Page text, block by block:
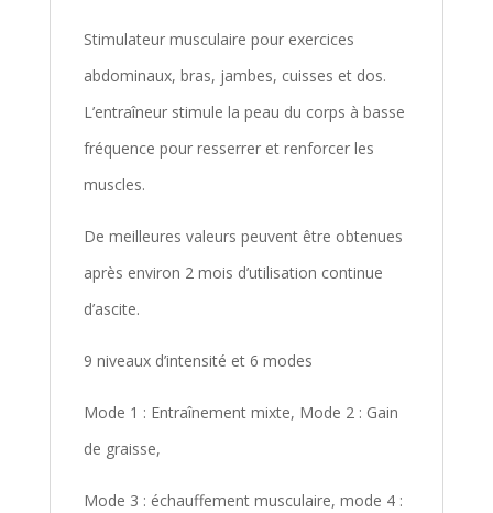
Stimulateur musculaire pour exercices
abdominaux, bras, jambes, cuisses et dos.
L’entraîneur stimule la peau du corps à basse
fréquence pour resserrer et renforcer les
muscles.
De meilleures valeurs peuvent être obtenues
après environ 2 mois d’utilisation continue
d’ascite.
9 niveaux d’intensité et 6 modes
Mode 1 : Entraînement mixte, Mode 2 : Gain
de graisse,
Mode 3 : échauffement musculaire, mode 4 :